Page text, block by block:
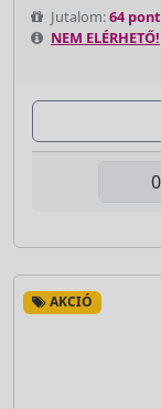
Jutalom:64 pont
NEM ELÉRHETŐ!
AKCIÓ